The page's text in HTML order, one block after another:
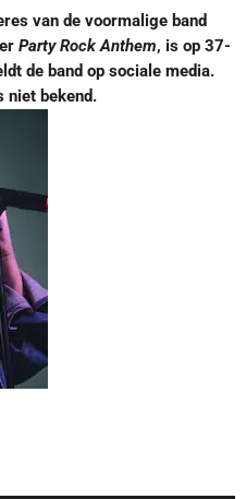
van de voormalige band
Party Rock Anthem, is op 37-
de band op sociale media.
niet bekend.